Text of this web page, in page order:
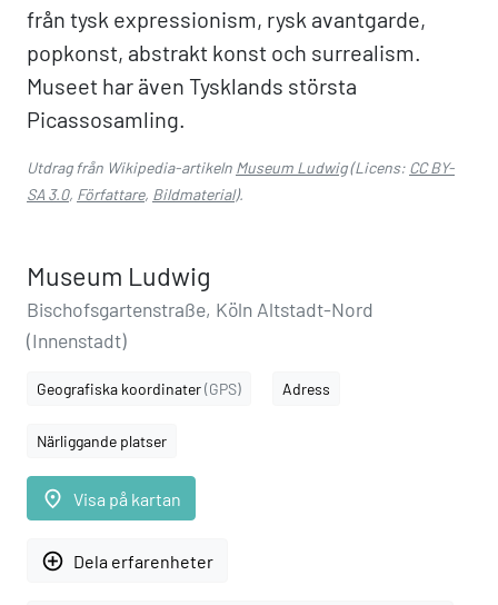
från tysk expressionism, rysk avantgarde,
popkonst, abstrakt konst och surrealism.
Museet har även Tysklands största
Picassosamling.
Utdrag från Wikipedia-artikeln Museum Ludwig(Licens: CC BY-
SA 3.0, Författare, Bildmaterial).
Museum Ludwig
Bischofsgartenstraße, Köln Altstadt-Nord
(Innenstadt)
Geografiska koordinater(GPS) Adress
Närliggande platser
place Visa på kartan
add_circle_outline Dela erfarenheter